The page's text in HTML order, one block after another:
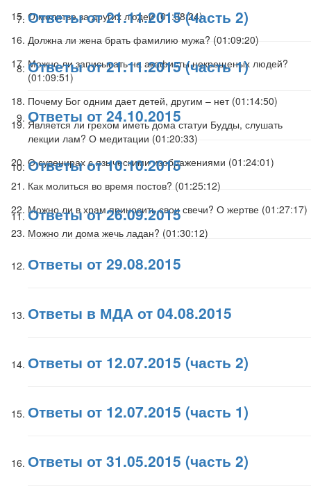
О молитве за других людей (01:08:24)
Должна ли жена брать фамилию мужа? (01:09:20)
Можно ли записывать на акафисты некрещеных людей?
(01:09:51)
Почему Бог одним дает детей, другим – нет (01:14:50)
Является ли грехом иметь дома статуи Будды, слушать
лекции лам? О медитации (01:20:33)
О сувенирах с языческими изображениями (01:24:01)
Как молиться во время постов? (01:25:12)
Можно ли в храм приносить свои свечи? О жертве (01:27:17)
Можно ли дома жечь ладан? (01:30:12)
Ответы от 21.11.2015 (часть 2)
Ответы от 21.11.2015 (часть 1)
Ответы от 24.10.2015
Ответы от 10.10.2015
Ответы от 26.09.2015
Ответы от 29.08.2015
Ответы в МДА от 04.08.2015
Ответы от 12.07.2015 (часть 2)
Ответы от 12.07.2015 (часть 1)
Ответы от 31.05.2015 (часть 2)